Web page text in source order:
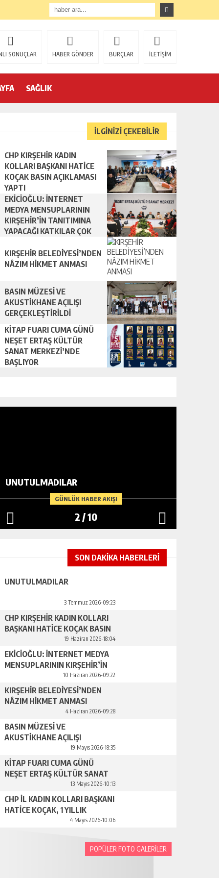
SONUÇLAR HABER GÖNDER BURÇLAR İLETİŞİM
SAĞLIK
İLGİNİZİ ÇEKEBİLİR
CHP KIRŞEHİR KADIN
KOLLARI BAŞKANI HATİCE
KOÇAK BASIN AÇIKLAMASI
YAPTI
EKİCİOĞLU: İNTERNET
MEDYA MENSUPLARININ
KIRŞEHİR’İN TANITIMINA
YAPACAĞI KATKILAR ÇOK
KIRŞEHİR BELEDİYESİ’NDEN
NÂZIM HİKMET ANMASI
BASIN MÜZESİ VE
AKUSTİKHANE AÇILIŞI
GERÇEKLEŞTİRİLDİ
KİTAP FUARI CUMA GÜNÜ
NEŞET ERTAŞ KÜLTÜR
SANAT MERKEZİ’NDE
BAŞLIYOR
GÜNLÜK HABER AKIŞI
UNUTULMADILAR
2 /10
SON DAKİKA HABERLERİ
UNUTULMADILAR
3 Temmuz 2026-09:23
CHP KIRŞEHİR KADIN KOLLARI
BAŞKANI HATİCE KOÇAK BASIN
AÇIKLAMASI YAPTI19 Haziran 2026-18:04
EKİCİOĞLU: İNTERNET MEDYA
MENSUPLARININ KIRŞEHİR’İN
TANITIMINA YAPACAĞI
KATKILAR ÇOK ÖNEMLİ
10 Haziran 2026-09:22
KIRŞEHİR BELEDİYESİ’NDEN
NÂZIM HİKMET ANMASI
4 Haziran 2026-09:28
BASIN MÜZESİ VE
AKUSTİKHANE AÇILIŞI
GERÇEKLEŞTİRİLDİ19 Mayıs 2026-18:35
KİTAP FUARI CUMA GÜNÜ
NEŞET ERTAŞ KÜLTÜR SANAT
MERKEZİ’NDE BAŞLIYOR13 Mayıs 2026-10:13
CHP İL KADIN KOLLARI BAŞKANI
HATİCE KOÇAK, 1 YILLIK
ÇALIŞMALARINI BASINLA4 Mayıs 2026-10:06
POPÜLER FOTO GALERİLER